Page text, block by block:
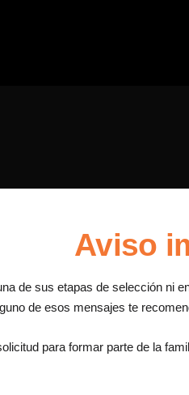
Aviso
de sus etapas de selección ni
de esos mensajes te
para formar parte de la